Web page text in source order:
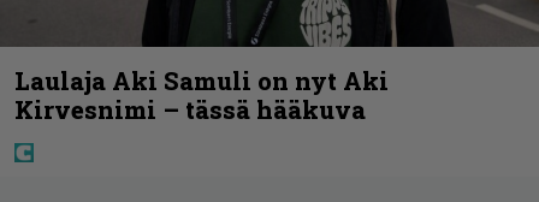
Laulaja Aki Samuli on nyt Aki
Kirvesnimi – tässä hääkuva